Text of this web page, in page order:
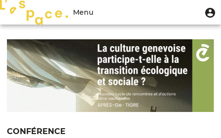
contenu
Menu
du
compte
de
l'utilisateur
Menu
Toggle
navigation
CONFÉRENCE